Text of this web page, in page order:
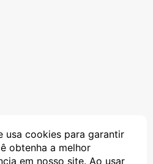
usa cookies para garantir
obtenha a melhor
em nosso site. Ao usar